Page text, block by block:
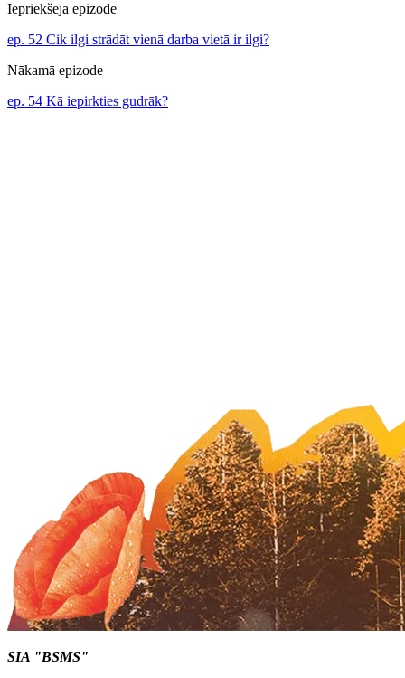
Iepriekšējā epizode
ep. 52 Cik ilgi strādāt vienā darba vietā ir ilgi?
Nākamā epizode
ep. 54 Kā iepirkties gudrāk?
SIA "BSMS"